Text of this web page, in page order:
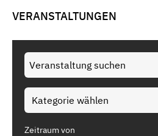
VERANSTALTUNGEN
Zeitraum von